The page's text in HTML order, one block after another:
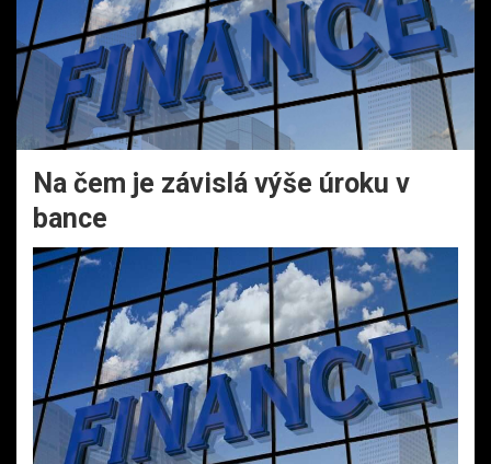
Na čem je závislá výše úroku v
bance